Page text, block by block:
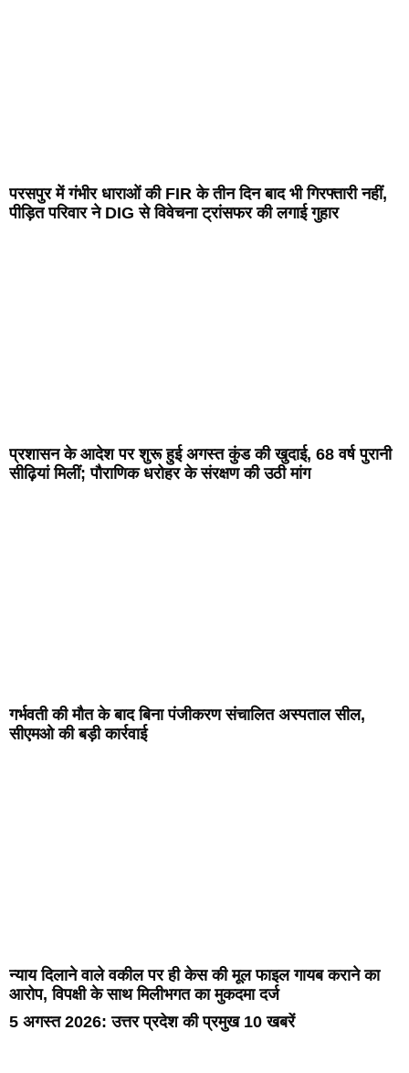
परसपुर में गंभीर धाराओं की FIR के तीन दिन बाद भी गिरफ्तारी नहीं,
पीड़ित परिवार ने DIG से विवेचना ट्रांसफर की लगाई गुहार
प्रशासन के आदेश पर शुरू हुई अगस्त कुंड की खुदाई, 68 वर्ष पुरानी
सीढ़ियां मिलीं; पौराणिक धरोहर के संरक्षण की उठी मांग
गर्भवती की मौत के बाद बिना पंजीकरण संचालित अस्पताल सील,
सीएमओ की बड़ी कार्रवाई
न्याय दिलाने वाले वकील पर ही केस की मूल फाइल गायब कराने का
आरोप, विपक्षी के साथ मिलीभगत का मुकदमा दर्ज
5 अगस्त 2026: उत्तर प्रदेश की प्रमुख 10 खबरें